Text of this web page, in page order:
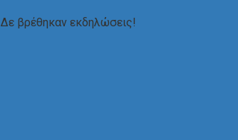
Δε βρέθηκαν εκδηλώσεις!